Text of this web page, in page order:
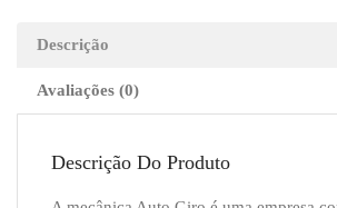
Descrição
Avaliações (0)
Descrição Do Produto